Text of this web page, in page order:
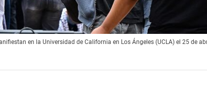
en la Universidad de California en Los Ángeles (UCLA) el 25 de